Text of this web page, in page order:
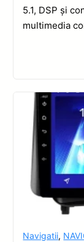
5.1, DSP și
multimedia
Navigatii,